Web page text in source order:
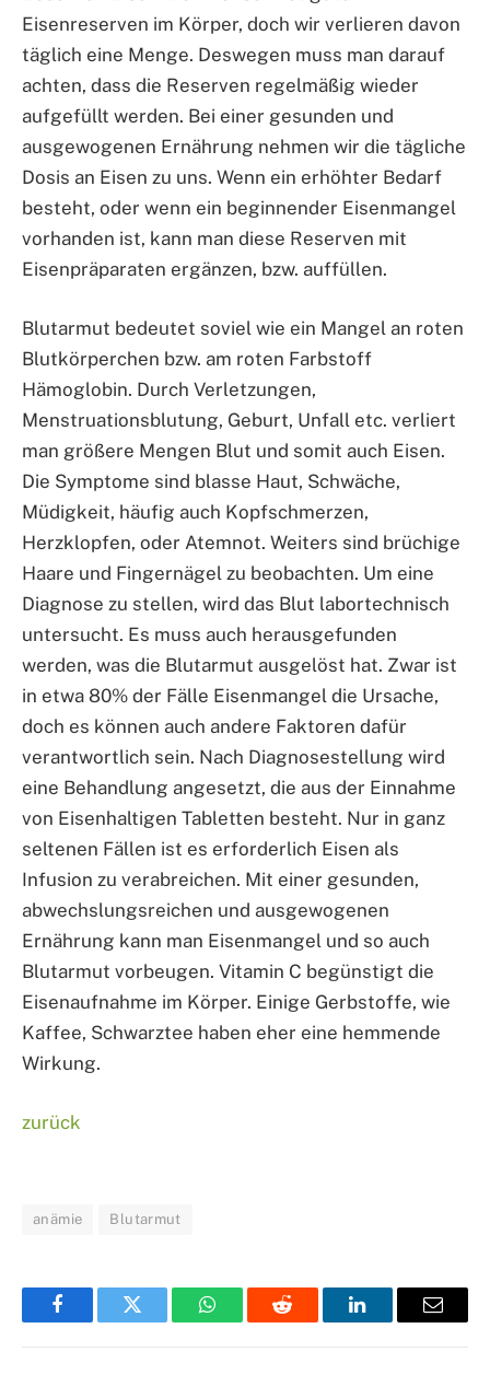
Eisenreserven im Körper, doch wir verlieren davon
täglich eine Menge. Deswegen muss man darauf
achten, dass die Reserven regelmäßig wieder
aufgefüllt werden. Bei einer gesunden und
ausgewogenen Ernährung nehmen wir die tägliche
Dosis an Eisen zu uns. Wenn ein erhöhter Bedarf
besteht, oder wenn ein beginnender Eisenmangel
vorhanden ist, kann man diese Reserven mit
Eisenpräparaten ergänzen, bzw. auffüllen.
Blutarmut bedeutet soviel wie ein Mangel an roten
Blutkörperchen bzw. am roten Farbstoff
Hämoglobin. Durch Verletzungen,
Menstruationsblutung, Geburt, Unfall etc. verliert
man größere Mengen Blut und somit auch Eisen.
Die Symptome sind blasse Haut, Schwäche,
Müdigkeit, häufig auch Kopfschmerzen,
Herzklopfen, oder Atemnot. Weiters sind brüchige
Haare und Fingernägel zu beobachten. Um eine
Diagnose zu stellen, wird das Blut labortechnisch
untersucht. Es muss auch herausgefunden
werden, was die Blutarmut ausgelöst hat. Zwar ist
in etwa 80% der Fälle Eisenmangel die Ursache,
doch es können auch andere Faktoren dafür
verantwortlich sein. Nach Diagnosestellung wird
eine Behandlung angesetzt, die aus der Einnahme
von Eisenhaltigen Tabletten besteht. Nur in ganz
seltenen Fällen ist es erforderlich Eisen als
Infusion zu verabreichen. Mit einer gesunden,
abwechslungsreichen und ausgewogenen
Ernährung kann man Eisenmangel und so auch
Blutarmut vorbeugen. Vitamin C begünstigt die
Eisenaufnahme im Körper. Einige Gerbstoffe, wie
Kaffee, Schwarztee haben eher eine hemmende
Wirkung.
zurück
anämie Blutarmut
FacebookTwitter WhatsAppReddit LinkedInEmail